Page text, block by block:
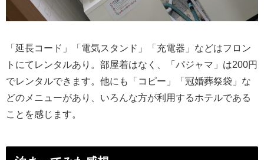
「延長コード」「電気スタンド」「充電器」などはフロン
トにてレンタルあり。部屋着はなく、「パジャマ」は200円
でレンタルできます。他にも「コピー」「冠婚葬祭袋」な
どのメニューがあり、いろんな方が利用するホテルである
ことを感じます。